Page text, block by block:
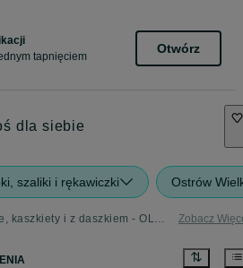
tapnięciem
Otwórz
dla siebie
szaliki i rękawiczki Ostrów
Czapki chłopięce - zimowe, kaszkiety i z daszkiem - OLX.pl Zobacz